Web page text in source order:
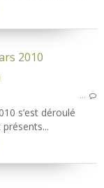
2010
…
s’est déroulé